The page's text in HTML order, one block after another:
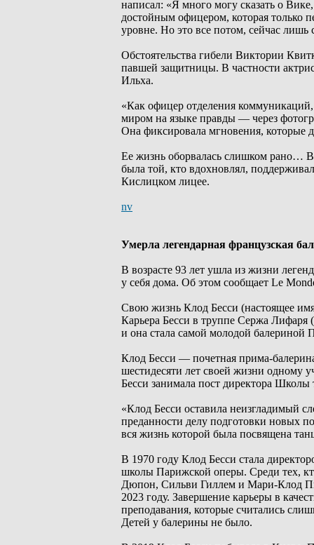
написал: «Я много могу сказать о
достойным офицером, которая только
уровне. Но это все потом, сейчас лишь
Обстоятельства гибели Виктории
павшей защитницы. В частности
Ильха.
«Как офицер отделения
миром на языке правды — через
Она фиксировала мгновения, которые
Ее жизнь оборвалась слишком рано…
была той, кто вдохновлял,
Кислицком лицее.
nv
Умерла легендарная французская
В возрасте 93 лет ушла из жизни
у себя дома. Об этом сообщает Le
Свою жизнь Клод Бесси (настоящее
Карьера Бесси в труппе Сержа Лифаря
и она стала самой молодой
Клод Бесси — почетная прима-
шестидесяти лет своей жизни одному
Бесси занимала пост директора
«Клод Бесси оставила неизгладимый
преданности делу подготовки новых
вся жизнь которой была посвящена
В 1970 году Клод Бесси стала
школы Парижской оперы. Среди тех,
Дюпон, Сильви Гиллем и Мари-Клод
2023 году. Завершение карьеры в
преподавания, которые считались
Детей у балерины не было.